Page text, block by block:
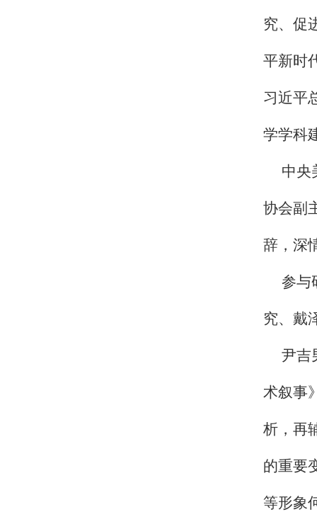
究、促
平新时
习近平
学学科
中央
协会副
辞，深
参与
究、戴
尹吉
术叙事
析，再
的重要
等形象